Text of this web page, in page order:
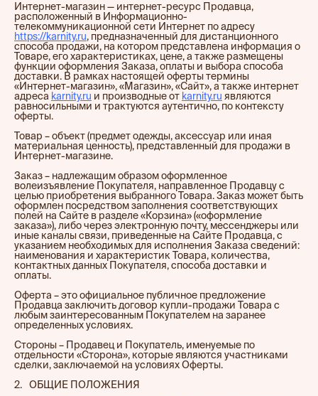
Интернет-магазин — интернет-ресурс Продавца,
расположенный в Информационно-
телекоммуникационной сети Интернет по адресу
https://karnity.ru, предназначенный для дистанционного
способа продажи, на котором представлена информация о
Товаре, его характеристиках, цене, а также размещены
функции оформления Заказа, оплаты и выбора способа
доставки. В рамках настоящей оферты термины
«Интернет-магазин», «Магазин», «Сайт», а также интернет
адреса karnity.ru и производные от karnity.ru являются
равносильными и трактуются аутентично, по контексту
оферты.
Товар – объект (предмет одежды, аксессуар или иная
материальная ценность), представленный для продажи в
Интернет-магазине.
Заказ – надлежащим образом оформленное
волеизъявление Покупателя, направленное Продавцу с
целью приобретения выбранного Товара. Заказ может быть
оформлен посредством заполнения соответствующих
полей на Сайте в разделе «Корзина» («оформление
заказа»), либо через электронную почту, мессенджеры или
иные каналы связи, приведенные на Сайте Продавца, с
указанием необходимых для исполнения Заказа сведений:
наименования и характеристик Товара, количества,
контактных данных Покупателя, способа доставки и
оплаты.
Оферта – это официальное публичное предложение
Продавца заключить договор купли-продажи Товара с
любым заинтересованным Покупателем на заранее
определенных условиях.
Стороны – Продавец и Покупатель, именуемые по
отдельности «Сторона», которые являются участниками
сделки, заключаемой на условиях Оферты.
2.⠀ОБЩИЕ ПОЛОЖЕНИЯ